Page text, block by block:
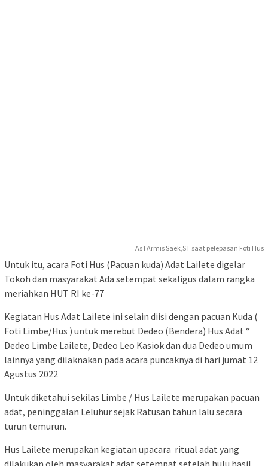
As I Armis Saek,ST saat pelepasan Foti Hus
Untuk itu, acara Foti Hus (Pacuan kuda) Adat Lailete digelar
Tokoh dan masyarakat Ada setempat sekaligus dalam rangka
meriahkan HUT RI ke-77
Kegiatan Hus Adat Lailete ini selain diisi dengan pacuan Kuda (
Foti Limbe/Hus ) untuk merebut Dedeo (Bendera) Hus Adat “
Dedeo Limbe Lailete, Dedeo Leo Kasiok dan dua Dedeo umum
lainnya yang dilaknakan pada acara puncaknya di hari jumat 12
Agustus 2022
Untuk diketahui sekilas Limbe / Hus Lailete merupakan pacuan
adat, peninggalan Leluhur sejak Ratusan tahun lalu secara
turun temurun.
Hus Lailete merupakan kegiatan upacara ritual adat yang
dilakukan oleh masyarakat adat setempat setelah hulu hasil